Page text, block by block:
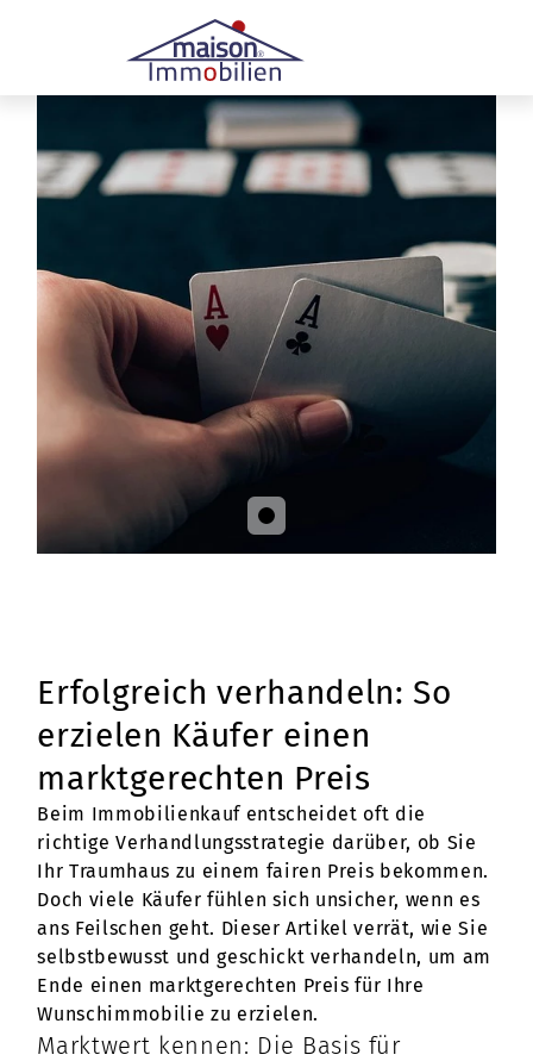
Erfolgreich verhandeln: So
erzielen Käufer einen
marktgerechten Preis
Beim Immobilienkauf entscheidet oft die
richtige Verhandlungsstrategie darüber, ob Sie
Ihr Traumhaus zu einem fairen Preis bekommen.
Doch viele Käufer fühlen sich unsicher, wenn es
ans Feilschen geht. Dieser Artikel verrät, wie Sie
selbstbewusst und geschickt verhandeln, um am
Ende einen marktgerechten Preis für Ihre
Wunschimmobilie zu erzielen.
Marktwert kennen: Die Basis für